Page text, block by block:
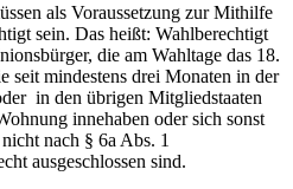
als Voraussetzung zur Mithilfe
sein. Das heißt: Wahlberechtigt
die am Wahltage das 18.
seit mindestens drei Monaten in der
in den übrigen Mitgliedstaaten
innehaben oder sich sonst
nach § 6a Abs. 1
ausgeschlossen sind.